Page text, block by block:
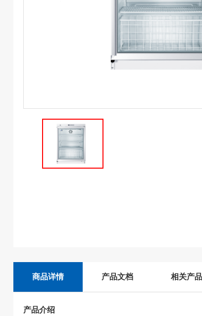
商品详情 产品文档 相关产品
产品介绍